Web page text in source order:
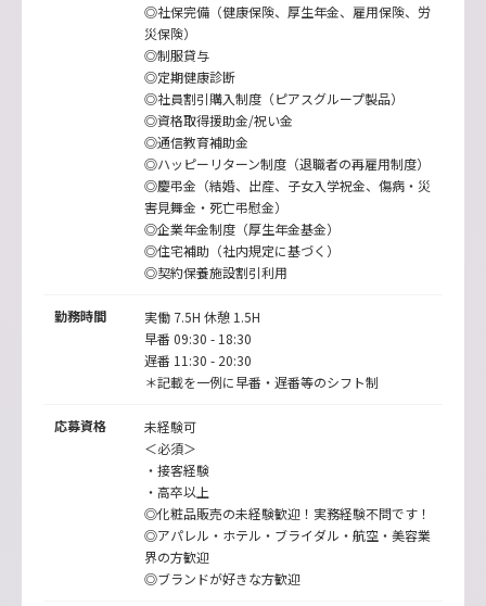
◎社保完備（健康保険、厚生年金、雇用保険、労
災保険）
◎制服貸与
◎定期健康診断
◎社員割引購入制度（ピアスグループ製品）
◎資格取得援助金/祝い金
◎通信教育補助金
◎ハッピーリターン制度（退職者の再雇用制度）
◎慶弔金（結婚、出産、子女入学祝金、傷病・災
害見舞金・死亡弔慰金）
◎企業年金制度（厚生年金基金）
◎住宅補助（社内規定に基づく）
◎契約保養施設割引利用
勤務時間
実働 7.5H 休憩 1.5H
早番 09:30 - 18:30
遅番 11:30 - 20:30
＊記載を一例に早番・遅番等のシフト制
応募資格
未経験可
＜必須＞
・接客経験
・高卒以上
◎化粧品販売の未経験歓迎！実務経験不問です！
◎アパレル・ホテル・ブライダル・航空・美容業
界の方歓迎
◎ブランドが好きな方歓迎